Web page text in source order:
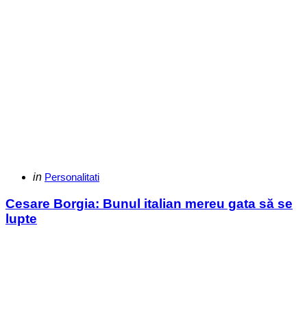
Categories
Posted
in Personalitati
Cesare Borgia: Bunul italian mereu gata să se
lupte